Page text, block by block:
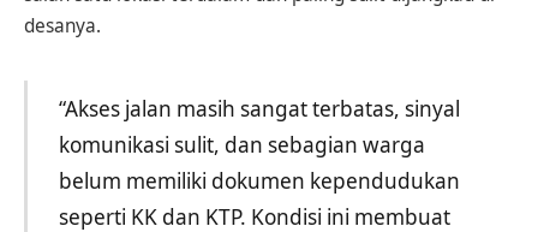
desanya.
“Akses jalan masih sangat terbatas, sinyal
komunikasi sulit, dan sebagian warga
belum memiliki dokumen kependudukan
seperti KK dan KTP. Kondisi ini membuat